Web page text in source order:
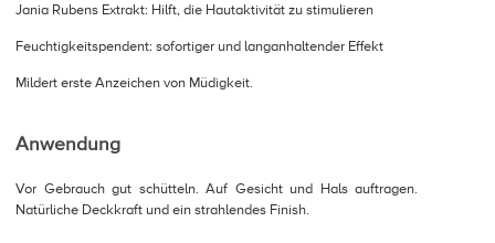
Jania Rubens Extrakt: Hilft, die Hautaktivität zu stimulieren
Feuchtigkeitspendent: sofortiger und langanhaltender Effekt
Mildert erste Anzeichen von Müdigkeit.
Anwendung
Vor Gebrauch gut schütteln. Auf Gesicht und Hals auftragen.
Natürliche Deckkraft und ein strahlendes Finish.